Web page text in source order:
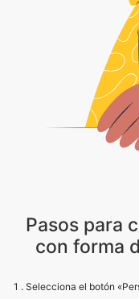
Pasos para
con forma
1 . Selecciona el botón